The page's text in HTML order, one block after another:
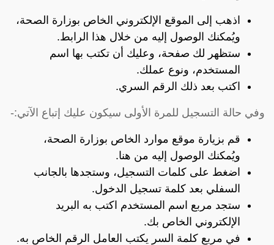
اذهب إلى الموقع الإلكتروني الخاص بوزارة الصحة،
ويُمكنك الوصول إليه من خلال هذا الرابط.
ستظهر لك صفحة، وعليك أن تكتب بها اسم
المستخدم، ونوع عملك.
اكتب بعد ذلك الرقم السري.
وفي حالة التسجيل للمرة الأولى سيكون عليك إتباع الآتي:-
قم بزيارة موقع موارد الخاص بوزارة الصحة،
ويُمكنك الوصول إليه من هنا.
اضغط على كلمات التسجيل، وستجدها بالجانب
السفلي بعد كلمة تسجيل الدخول.
ستجد مربع اسم المستخدم اكتب به البريد
الإلكتروني الخاص بك.
في مربع كلمة السر يكتب العامل الرقم الخاص به.